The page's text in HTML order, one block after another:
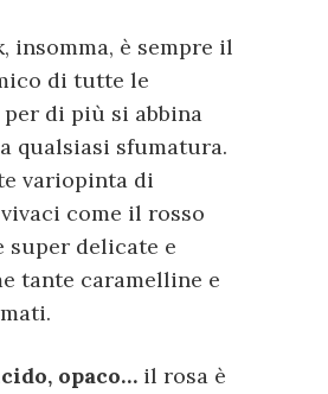
insomma, è sempre il
di tutte le
di più si abbina
qualsiasi sfumatura.
variopinta di
come il rosso
super delicate e
tante caramelline e
opaco… il rosa è